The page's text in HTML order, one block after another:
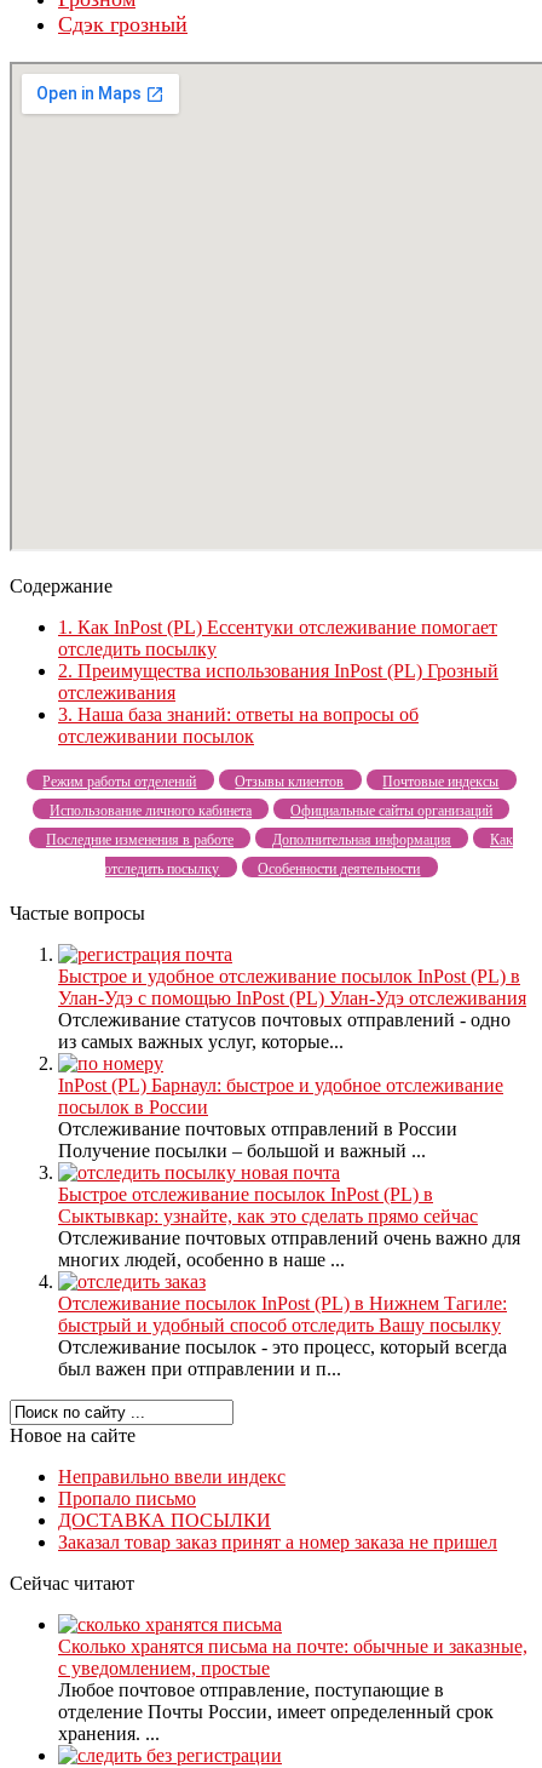
Сдэк грозный
Содержание
1. Как InPost (PL) Ессентуки отслеживание помогает
отследить посылку
2. Преимущества использования InPost (PL) Грозный
отслеживания
3. Наша база знаний: ответы на вопросы об
отслеживании посылок
Режим работы отделений Отзывы клиентов
Почтовые индексы
Использование личного кабинета
Официальные сайты организаций
Последние изменения в работе
Дополнительная информация
Как
отследить посылку
Особенности деятельности
Частые вопросы
Быстрое и удобное отслеживание посылок InPost (PL) в
Улан-Удэ с помощью InPost (PL) Улан-Удэ отслеживания
Отслеживание статусов почтовых отправлений - одно
из самых важных услуг, которые...
InPost (PL) Барнаул: быстрое и удобное отслеживание
посылок в России
Отслеживание почтовых отправлений в России
Получение посылки – большой и важный ...
Быстрое отслеживание посылок InPost (PL) в
Сыктывкар: узнайте, как это сделать прямо сейчас
Отслеживание почтовых отправлений очень важно для
многих людей, особенно в наше ...
Отслеживание посылок InPost (PL) в Нижнем Тагиле:
быстрый и удобный способ отследить Вашу посылку
Отслеживание посылок - это процесс, который всегда
был важен при отправлении и п...
Новое на сайте
Неправильно ввели индекс
Пропало письмо
ДОСТАВКА ПОСЫЛКИ
Заказал товар заказ принят а номер заказа не пришел
Сейчас читают
Сколько хранятся письма на почте: обычные и заказные,
с уведомлением, простые
Любое почтовое отправление, поступающие в
отделение Почты России, имеет определенный срок
хранения. ...